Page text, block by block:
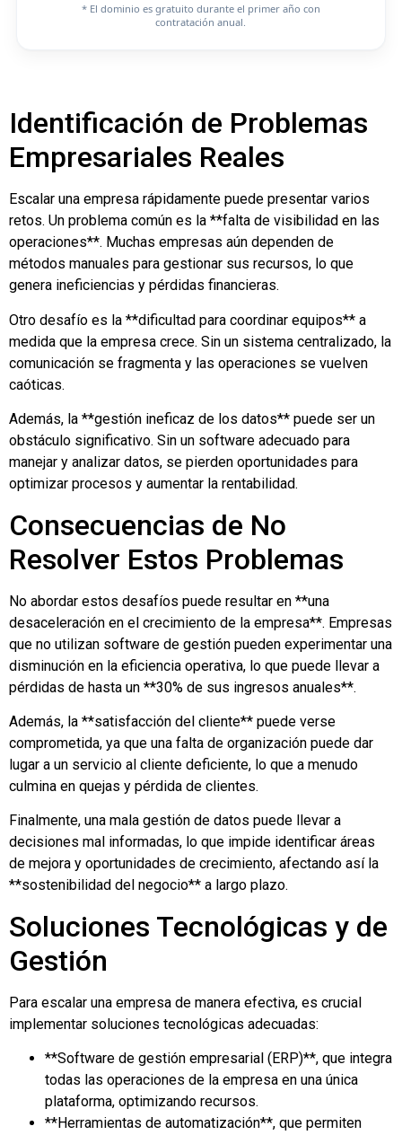
* El dominio es gratuito durante el primer año con
contratación anual.
Identificación de Problemas
Empresariales Reales
Escalar una empresa rápidamente puede presentar varios
retos. Un problema común es la **falta de visibilidad en las
operaciones**. Muchas empresas aún dependen de
métodos manuales para gestionar sus recursos, lo que
genera ineficiencias y pérdidas financieras.
Otro desafío es la **dificultad para coordinar equipos** a
medida que la empresa crece. Sin un sistema centralizado, la
comunicación se fragmenta y las operaciones se vuelven
caóticas.
Además, la **gestión ineficaz de los datos** puede ser un
obstáculo significativo. Sin un software adecuado para
manejar y analizar datos, se pierden oportunidades para
optimizar procesos y aumentar la rentabilidad.
Consecuencias de No
Resolver Estos Problemas
No abordar estos desafíos puede resultar en **una
desaceleración en el crecimiento de la empresa**. Empresas
que no utilizan software de gestión pueden experimentar una
disminución en la eficiencia operativa, lo que puede llevar a
pérdidas de hasta un **30% de sus ingresos anuales**.
Además, la **satisfacción del cliente** puede verse
comprometida, ya que una falta de organización puede dar
lugar a un servicio al cliente deficiente, lo que a menudo
culmina en quejas y pérdida de clientes.
Finalmente, una mala gestión de datos puede llevar a
decisiones mal informadas, lo que impide identificar áreas
de mejora y oportunidades de crecimiento, afectando así la
**sostenibilidad del negocio** a largo plazo.
Soluciones Tecnológicas y de
Gestión
Para escalar una empresa de manera efectiva, es crucial
implementar soluciones tecnológicas adecuadas:
**Software de gestión empresarial (ERP)**, que integra
todas las operaciones de la empresa en una única
plataforma, optimizando recursos.
**Herramientas de automatización**, que permiten